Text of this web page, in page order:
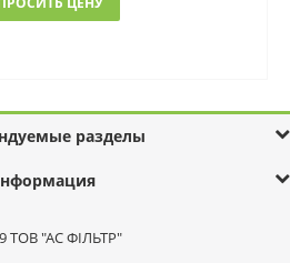
разделы
ТОВ "АС ФІЛЬТР"